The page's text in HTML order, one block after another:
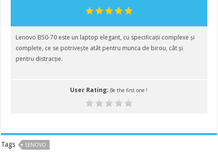
Lenovo B50-70 este un laptop elegant, cu specificații complexe și
complete, ce se potrivește atât pentru munca de birou, cât și
pentru distracție.
User Rating: Be the first one !
Tags LENOVO